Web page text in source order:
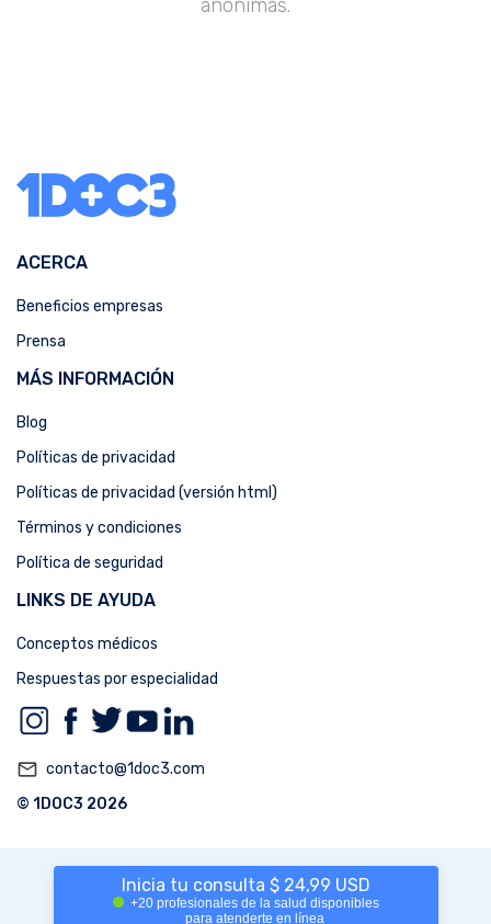
anónimas.
Inicia tu consulta $ 24,99 USD
+20 profesionales de la salud disponibles
para atenderte en línea
ACERCA
Beneficios empresas
Prensa
MÁS INFORMACIÓN
Blog
Políticas de privacidad
Políticas de privacidad (versión html)
Términos y condiciones
Política de seguridad
LINKS DE AYUDA
Conceptos médicos
Respuestas por especialidad
mail_outline contacto@1doc3.com
© 1DOC3 2026